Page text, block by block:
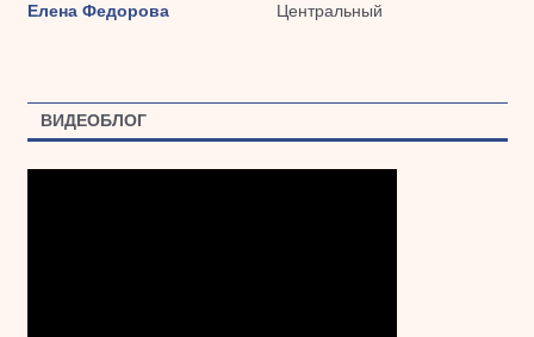
Елена Федорова Центральный
ВИДЕОБЛОГ